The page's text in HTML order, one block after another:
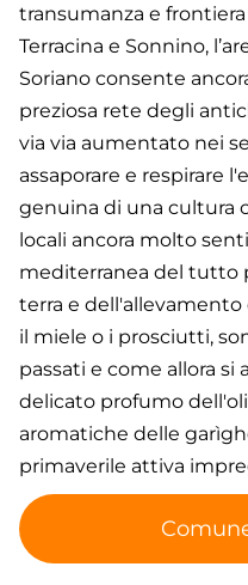
transumanza e
Terracina e Sonnino,
Soriano consente
preziosa rete degli
via via aumentato nei
assaporare e respirare
genuina di una cultura
locali ancora molto
mediterranea del tutto
terra e dell'allevamento
il miele o i prosciutti,
passati e come allora si
delicato profumo
aromatiche delle
primaverile attiva